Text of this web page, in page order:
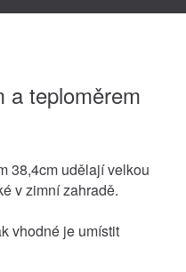
a teploměrem
38,4cm udělají velkou
v zimní zahradě.
vhodné je umístit